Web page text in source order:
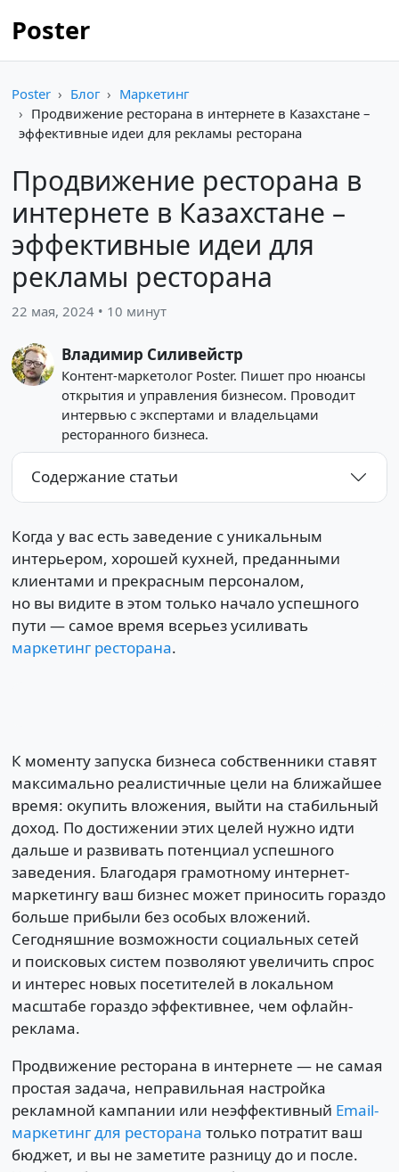
Poster
Poster Блог
Маркетинг
Продвижение ресторана в интернете в Казахстане –
эффективные идеи для рекламы ресторана
Продвижение ресторана в
интернете в Казахстане –
эффективные идеи для
рекламы ресторана
22 мая, 2024 • 10 минут
Владимир Силивейстр
Контент-маркетолог Poster. Пишет про нюансы
открытия и управления бизнесом. Проводит
интервью с экспертами и владельцами
ресторанного бизнеса.
Содержание статьи
Когда у вас есть заведение с уникальным
интерьером, хорошей кухней, преданными
клиентами и прекрасным персоналом,
но вы видите в этом только начало успешного
пути — самое время всерьез усиливать
маркетинг ресторана.
К моменту запуска бизнеса собственники ставят
максимально реалистичные цели на ближайшее
время: окупить вложения, выйти на стабильный
доход. По достижении этих целей нужно идти
дальше и развивать потенциал успешного
заведения. Благодаря грамотному интернет-
маркетингу ваш бизнес может приносить гораздо
больше прибыли без особых вложений.
Сегодняшние возможности социальных сетей
и поисковых систем позволяют увеличить спрос
и интерес новых посетителей в локальном
масштабе гораздо эффективнее, чем офлайн-
реклама.
Продвижение ресторана в интернете — не самая
простая задача, неправильная настройка
рекламной кампании или неэффективный Email-
маркетинг для ресторана только потратит ваш
бюджет, и вы не заметите разницу до и после.